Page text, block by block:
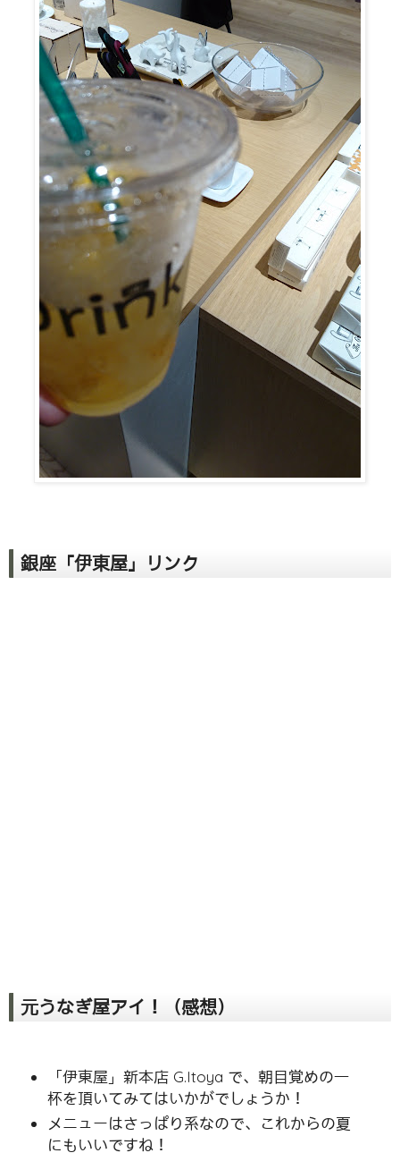
銀座「伊東屋」リンク
元うなぎ屋アイ！（感想）
「伊東屋」新本店 G.Itoya で、朝目覚めの一
杯を頂いてみてはいかがでしょうか！
メニューはさっぱり系なので、これからの夏
にもいいですね！